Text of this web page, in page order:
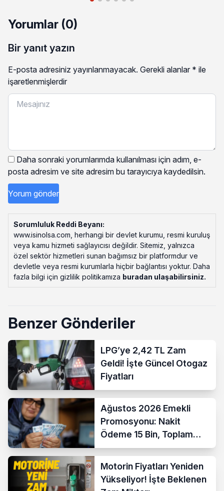
Yorumlar (0)
Bir yanıt yazın
E-posta adresiniz yayınlanmayacak. Gerekli alanlar * ile
işaretlenmişlerdir
Daha sonraki yorumlarımda kullanılması için adım, e-
posta adresim ve site adresim bu tarayıcıya kaydedilsin.
Sorumluluk Reddi Beyanı:
www.isinolsa.com, herhangi bir devlet kurumu, resmi kuruluş
veya kamu hizmeti sağlayıcısı değildir. Sitemiz, yalnızca
özel sektör hizmetleri sunan bağımsız bir platformdur ve
devletle veya resmi kurumlarla hiçbir bağlantısı yoktur. Daha
fazla bilgi için gizlilik politikamıza buradan ulaşabilirsiniz.
Benzer Gönderiler
LPG’ye 2,42 TL Zam
Geldi! İşte Güncel Otogaz
Fiyatları
Ağustos 2026 Emekli
Promosyonu: Nakit
Ödeme 15 Bin, Toplam
Fırsat 35 Bin TL’ye Çıktı
Motorin Fiyatları Yeniden
Yükseliyor! İşte Beklenen